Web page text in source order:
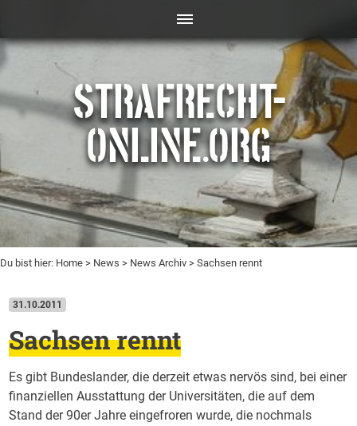
STRAFRECHT-
ONLINE.ORG
Du bist hier: Home > News > News Archiv > Sachsen rennt
31.10.2011
Sachsen rennt
Es gibt Bundeslander, die derzeit etwas nervös sind, bei einer
finanziellen Ausstattung der Universitäten, die auf dem
Stand der 90er Jahre eingefroren wurde, die nochmals